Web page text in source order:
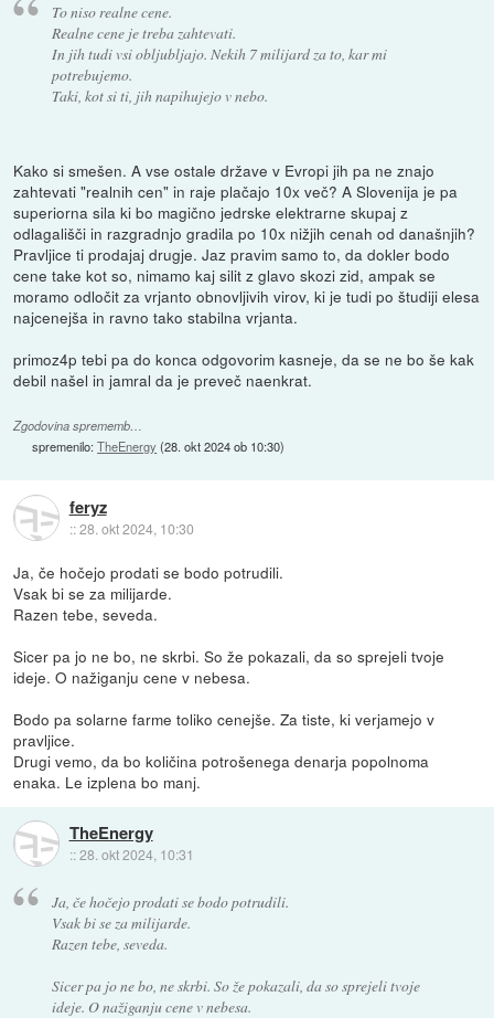
To niso realne cene.
Realne cene je treba zahtevati.
In jih tudi vsi obljubljajo. Nekih 7 milijard za to, kar mi
potrebujemo.
Taki, kot si ti, jih napihujejo v nebo.
Kako si smešen. A vse ostale države v Evropi jih pa ne znajo
zahtevati "realnih cen" in raje plačajo 10x več? A Slovenija je pa
superiorna sila ki bo magično jedrske elektrarne skupaj z
odlagališči in razgradnjo gradila po 10x nižjih cenah od današnjih?
Pravljice ti prodajaj drugje. Jaz pravim samo to, da dokler bodo
cene take kot so, nimamo kaj silit z glavo skozi zid, ampak se
moramo odločit za vrjanto obnovljivih virov, ki je tudi po študiji elesa
najcenejša in ravno tako stabilna vrjanta.
primoz4p tebi pa do konca odgovorim kasneje, da se ne bo še kak
debil našel in jamral da je preveč naenkrat.
Zgodovina sprememb…
spremenilo:TheEnergy (28. okt 2024 ob 10:30)
feryz
::28. okt 2024, 10:30
Ja, če hočejo prodati se bodo potrudili.
Vsak bi se za milijarde.
Razen tebe, seveda.
Sicer pa jo ne bo, ne skrbi. So že pokazali, da so sprejeli tvoje
ideje. O nažiganju cene v nebesa.
Bodo pa solarne farme toliko cenejše. Za tiste, ki verjamejo v
pravljice.
Drugi vemo, da bo količina potrošenega denarja popolnoma
enaka. Le izplena bo manj.
TheEnergy
::28. okt 2024, 10:31
Ja, če hočejo prodati se bodo potrudili.
Vsak bi se za milijarde.
Razen tebe, seveda.
Sicer pa jo ne bo, ne skrbi. So že pokazali, da so sprejeli tvoje
ideje. O nažiganju cene v nebesa.